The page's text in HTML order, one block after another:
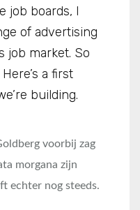
job boards, I
of advertising
job market. So
a first
building.
voorbij zag
morgana zijn
echter nog steeds.